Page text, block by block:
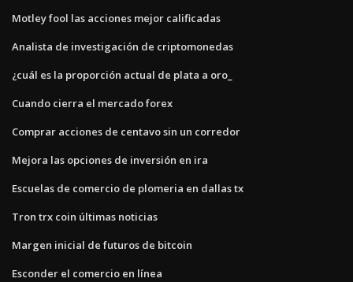
Motley fool las acciones mejor calificadas
Analista de investigación de criptomonedas
¿cuál es la proporción actual de plata a oro_
Cuando cierra el mercado forex
Comprar acciones de centavo sin un corredor
Mejora las opciones de inversión en ira
Escuelas de comercio de plomeria en dallas tx
Tron trx coin últimas noticias
Margen inicial de futuros de bitcoin
Esconder el comercio en línea